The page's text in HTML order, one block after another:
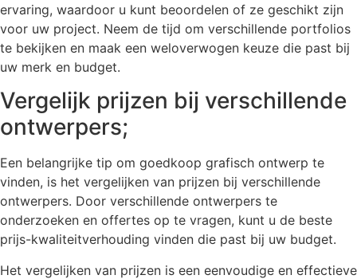
ervaring, waardoor u kunt beoordelen of ze geschikt zijn
voor uw project. Neem de tijd om verschillende portfolios
te bekijken en maak een weloverwogen keuze die past bij
uw merk en budget.
Vergelijk prijzen bij verschillende
ontwerpers;
Een belangrijke tip om goedkoop grafisch ontwerp te
vinden, is het vergelijken van prijzen bij verschillende
ontwerpers. Door verschillende ontwerpers te
onderzoeken en offertes op te vragen, kunt u de beste
prijs-kwaliteitverhouding vinden die past bij uw budget.
Het vergelijken van prijzen is een eenvoudige en effectieve